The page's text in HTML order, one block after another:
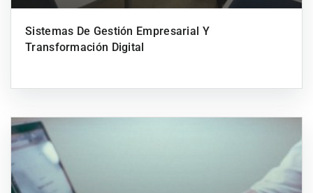
Sistemas De Gestión Empresarial Y
Transformación Digital